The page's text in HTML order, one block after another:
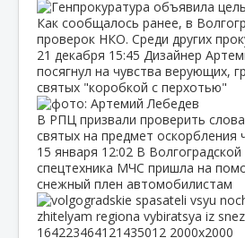
Как сообщалось ранее, в
проверок НКО. Среди других
21 декабря 15:45 Дизайнер
посягнул на чувства верующих,
святых "коробкой с перхотью"
В РПЦ призвали проверить
святых на предмет оскорбления
15 января 12:02 В
спецтехника МЧС пришла на
снежный плен автомобилистам